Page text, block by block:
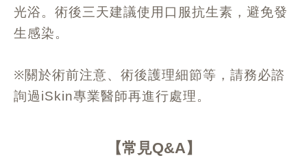
光浴。術後三天建議使用口服抗生素，避免發
生感染。
※關於術前注意、術後護理細節等，請務必諮
詢過iSkin專業醫師再進行處理。
常見Q&A